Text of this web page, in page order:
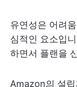
유연성은 어려
심적인 요소입
하면서 플랜을
Amazon의 설